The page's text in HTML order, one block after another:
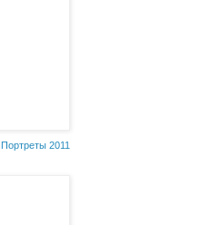
Портреты 2011